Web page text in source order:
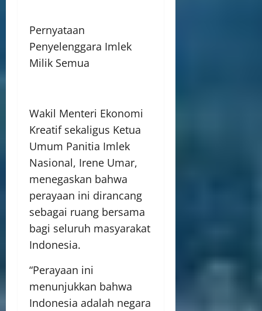
Pernyataan
Penyelenggara Imlek
Milik Semua
Wakil Menteri Ekonomi
Kreatif sekaligus Ketua
Umum Panitia Imlek
Nasional, Irene Umar,
menegaskan bahwa
perayaan ini dirancang
sebagai ruang bersama
bagi seluruh masyarakat
Indonesia.
“Perayaan ini
menunjukkan bahwa
Indonesia adalah negara